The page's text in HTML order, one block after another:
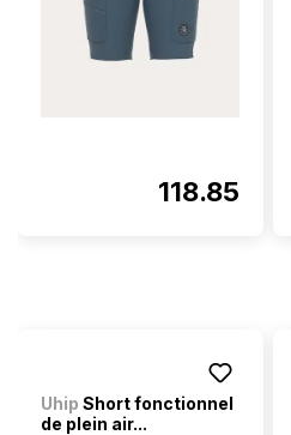
118.85
Uhip Short fonctionnel
de plein air...